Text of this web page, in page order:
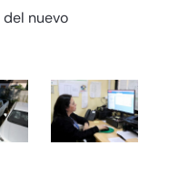
nuevo